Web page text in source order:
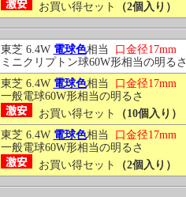
お買い得セット
（2個入り）
東芝 6.4W 電球色相当
口金径17mm
ミニクリプトン球60W形相当の明るさ
東芝 6.4W 電球色相当
口金径17mm
一般電球60W形相当の明るさ
お買い得セット
（10個入り）
東芝 6.4W 電球色相当
口金径17mm
一般電球60W形相当の明るさ
お買い得セット
（2個入り）